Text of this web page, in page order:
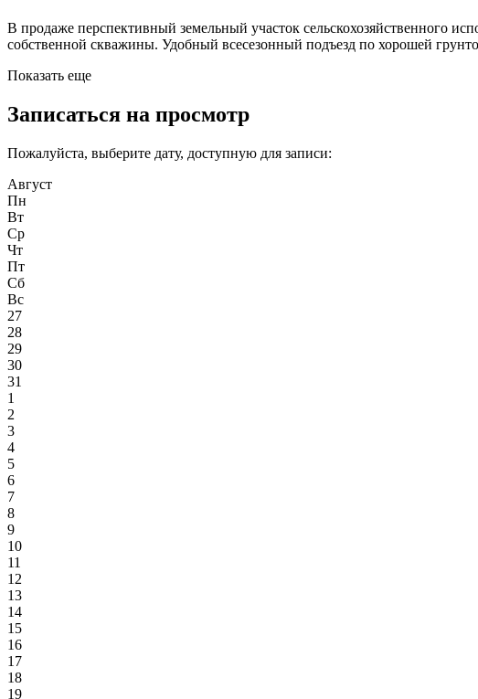
В продаже перспективный земельный участок сельскохозяйственного
собственной скважины. Удобный всесезонный подъезд по хорошей
Показать еще
Записаться на просмотр
Пожалуйста, выберите дату, доступную для записи:
Август
Пн
Вт
Ср
Чт
Пт
Сб
Вс
27
28
29
30
31
1
2
3
4
5
6
7
8
9
10
11
12
13
14
15
16
17
18
19